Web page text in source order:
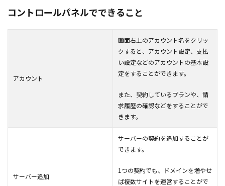
コントロールパネルでできること
アカウント
画面右上のアカウント名をクリッ
クすると、アカウント設定、支払
い設定などのアカウントの基本設
定をすることができます。
また、契約しているプランや、請
求履歴の確認などをすることがで
きます。
サーバー追加
サーバーの契約を追加することが
できます。
1つの契約でも、ドメインを増やせ
ば複数サイトを運営することがで